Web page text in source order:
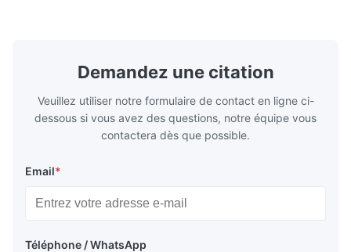
distribution in production processes. Flow
Plate Features Complex, Burr
Demandez une citation
Veuillez utiliser notre formulaire de contact en ligne ci-
dessous si vous avez des questions, notre équipe vous
contactera dès que possible.
Email*
Téléphone / WhatsApp